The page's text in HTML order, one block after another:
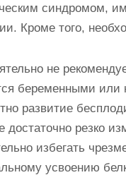
синдромом,
Кроме того,
не
беременными или
развитие
достаточно резко
избегать
усвоению